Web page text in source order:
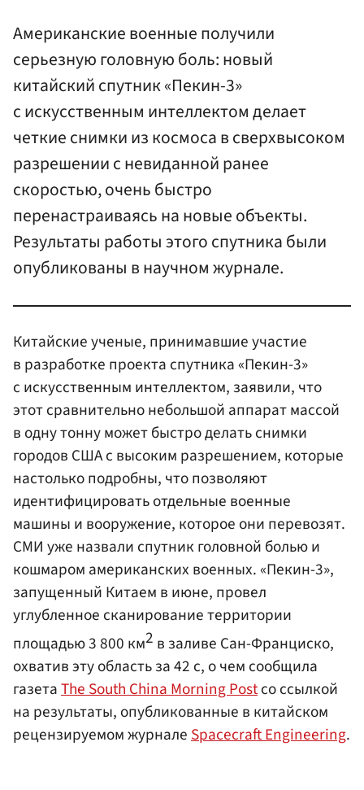
Американские военные получили
серьезную головную боль: новый
китайский спутник «Пекин-3»
с искусственным интеллектом делает
четкие снимки из космоса в сверхвысоком
разрешении с невиданной ранее
скоростью, очень быстро
перенастраиваясь на новые объекты.
Результаты работы этого спутника были
опубликованы в научном журнале.
Китайские ученые, принимавшие участие
в разработке проекта спутника «Пекин-3»
с искусственным интеллектом, заявили, что
этот сравнительно небольшой аппарат массой
в одну тонну может быстро делать снимки
городов США с высоким разрешением, которые
настолько подробны, что позволяют
идентифицировать отдельные военные
машины и вооружение, которое они перевозят.
СМИ уже назвали спутник головной болью и
кошмаром американских военных. «Пекин-3»,
запущенный Китаем в июне, провел
углубленное сканирование территории
площадью 3 800 км2 в заливе Сан-Франциско,
охватив эту область за 42 с, о чем сообщила
газетаThe South China Morning Postсо ссылкой
на результаты, опубликованные в китайском
рецензируемом журналеSpacecraft Engineering.